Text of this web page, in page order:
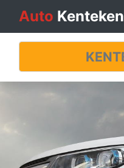
Auto Kenteken